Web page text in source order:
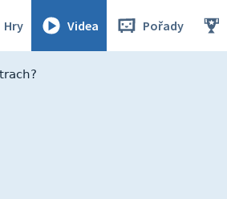
Hry Videa Pořady